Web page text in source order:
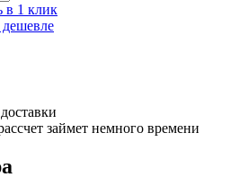
в 1 клик
займет немного времени